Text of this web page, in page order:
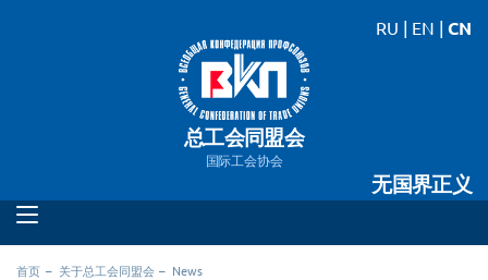
总工会同盟会
国际工会协会
无国界正义
RU | EN | CN
首页 关于总工会同盟会 News